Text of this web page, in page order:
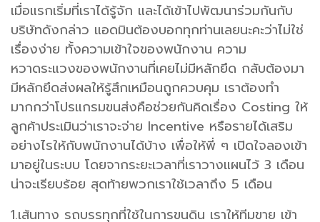
เมื่อแรกเริ่มที่เราได้รู้จัก และได้เข้าไปพัฒนาร่วมกันกับ
บริษัทดังกล่าว แอดมินต้องบอกทุกท่านเลยนะคะว่าไม่ใช่
เรื่องง่าย ทั้งความเข้าใจของพนักงาน ความ
หวาดระแวงของพนักงานที่เคยไม่มีหลักยึด กลับต้องมา
มีหลักยึดส่งผลให้รู้สึกเหมือนถูกควบคุม เราต้องทำ
มากกว่าโปรแกรมขนส่งคือช่วยกันคิดเรื่อง Costing ให้
ลูกค้าประเมินว่าเราจะจ่าย Incentive หรือรายได้เสริม
อย่างไรให้กับพนักงานได้บ้าง เพื่อให้พี่ ๆ เปิดใจลองเข้า
มาอยู่ในระบบ โดยจากระยะเวลาที่เราวางแผนไว้ 3 เดือน
น่าจะเรียบร้อย สุดท้ายพวกเราใช้เวลาถึง 5 เดือน
1.เส้นทาง รถบรรทุกที่ใช้ในการขนดิน เราให้ทีมขาย เข้า